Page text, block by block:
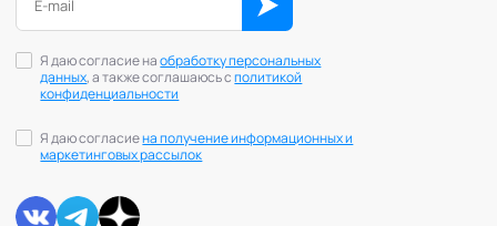
Я даю согласие наобработку персональных
данных, а также соглашаюсь сполитикой
конфиденциальности
Я даю согласиена получение информационных и
маркетинговых рассылок